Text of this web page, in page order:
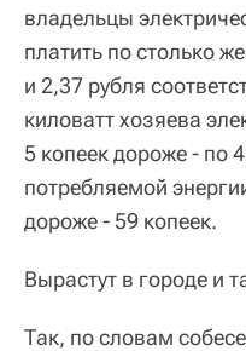
владельцы
платить по столько
и 2,37 рубля
киловатт хозяева
5 копеек дороже - по
потребляемой
дороже - 59 копеек.
Вырастут в городе и
Так, по словам